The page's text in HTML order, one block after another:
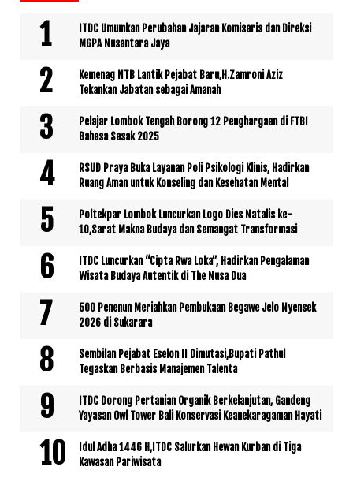
ITDC Umumkan Perubahan Jajaran Komisaris dan Direksi
MGPA Nusantara Jaya
Kemenag NTB Lantik Pejabat Baru,H.Zamroni Aziz
Tekankan Jabatan sebagai Amanah
Pelajar Lombok Tengah Borong 12 Penghargaan di FTBI
Bahasa Sasak 2025
RSUD Praya Buka Layanan Poli Psikologi Klinis, Hadirkan
Ruang Aman untuk Konseling dan Kesehatan Mental
Poltekpar Lombok Luncurkan Logo Dies Natalis ke-
10,Sarat Makna Budaya dan Semangat Transformasi
ITDC Luncurkan “Cipta Rwa Loka”, Hadirkan Pengalaman
Wisata Budaya Autentik di The Nusa Dua
500 Penenun Meriahkan Pembukaan Begawe Jelo Nyensek
2026 di Sukarara
Sembilan Pejabat Eselon II Dimutasi,Bupati Pathul
Tegaskan Berbasis Manajemen Talenta
ITDC Dorong Pertanian Organik Berkelanjutan, Gandeng
Yayasan Owl Tower Bali Konservasi Keanekaragaman Hayati
Idul Adha 1446 H,ITDC Salurkan Hewan Kurban di Tiga
Kawasan Pariwisata